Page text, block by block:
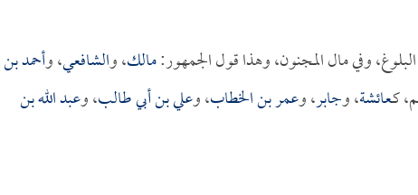
وفي مال المجنون، وهذا قول الجمهور:مالك، والشافعي، وأحمد بن
كـعائشة، وجابر، وعمر بن الخطاب، وعلي بن أبي طالب، وعبد الله بن